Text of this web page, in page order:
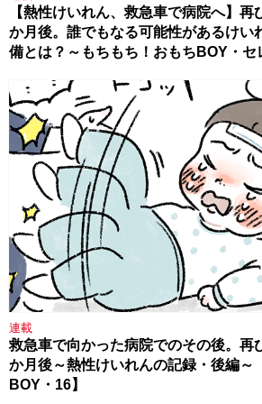
【熱性けいれん、救急車で病院へ】
か月後。誰でもなる可能性があるけい
備とは？～もちもち！おもちBOY・セ
連載
救急車で向かった病院でのその後。再
か月後～熱性けいれんの記録・後編～
BOY・16】